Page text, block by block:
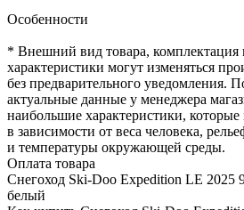
Особенности
* Внешний вид товара, комплектация
характеристики могут изменяться
без предварительного уведомления.
актуальные данные у менеджера
наибольшие характеристики, которые
в зависимости от веса человека,
и температуры окружающей среды.
Оплата товара
Снегоход Ski-Doo Expedition LE 2025
белый